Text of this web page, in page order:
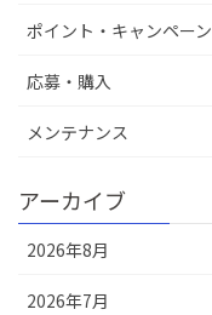
ポイント・キャンペーン
応募・購入
メンテナンス
アーカイブ
2026年8月
2026年7月